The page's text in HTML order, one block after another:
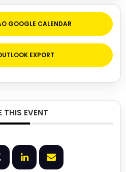
GOOGLE CALENDAR
EXPORT
THIS EVENT